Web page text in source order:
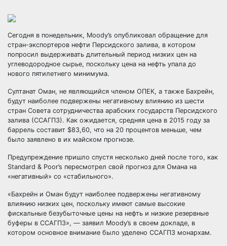
Сегодня в понедельник, Moody’s опубликовал обращение для
стран-экспортеров нефти Персидского залива, в котором
попросил выдерживать длительный период низких цен на
углеводородное сырье, поскольку цена на нефть упала до
нового пятилетнего минимума.
Султанат Оман, не являющийся членом ОПЕК, а также Бахрейн,
будут наиболее подвержены негативному влиянию из шести
стран Совета сотрудничества арабских государств Персидского
залива (ССАГПЗ). Как ожидается, средняя цена в 2015 году за
баррель составит $83,60, что на 20 процентов меньше, чем
было заявлено в их майском прогнозе.
Предупреждение пришло спустя несколько дней после того, как
Standard & Poor’s пересмотрел свой прогноз для Омана на
«негативный» со «стабильного».
«Бахрейн и Оман будут наиболее подвержены негативному
влиянию низких цен, поскольку имеют самые высокие
фискальные безубыточные цены на нефть и низкие резервные
буферы в ССАГПЗ», — заявил Moody’s в своем докладе, в
котором основное внимание было уделено ССАГПЗ монархам.